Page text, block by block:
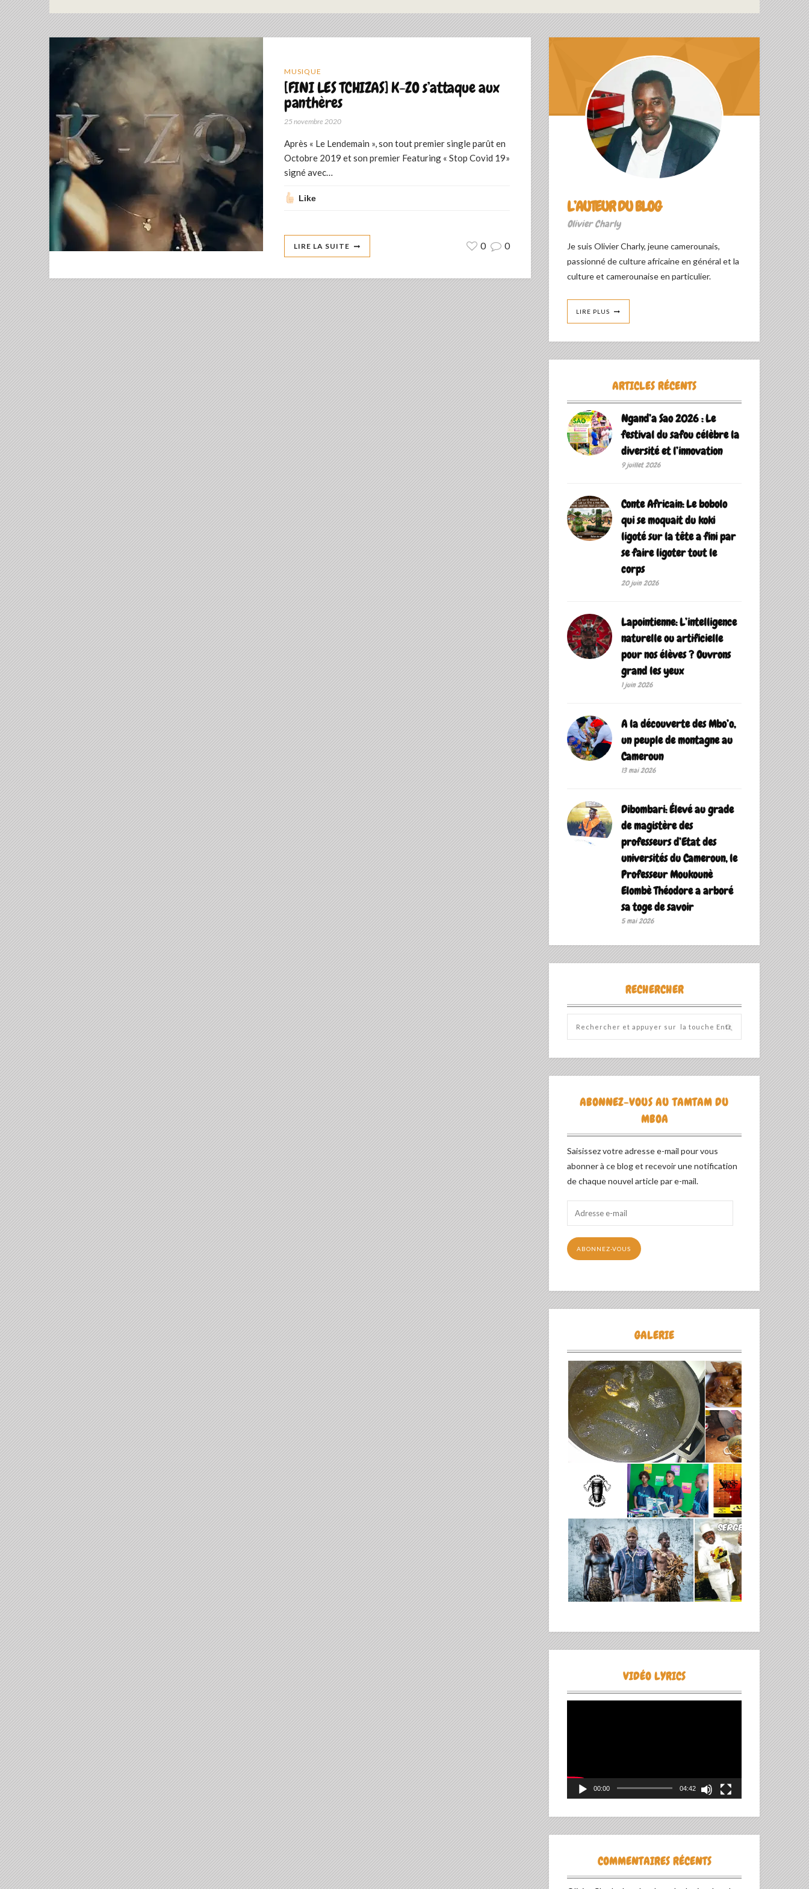
MUSIQUE
[FINI LES TCHIZAS] K-ZO s’attaque aux
panthères
25 novembre 2020
Après « Le Lendemain », son tout premier single parût en
Octobre 2019 et son premier Featuring « Stop Covid 19»
signé avec…
Like
LIRE LA SUITE 0 0
L’AUTEUR DU BLOG
Olivier Charly
Je suis Olivier Charly, jeune camerounais,
passionné de culture africaine en général et la
culture et camerounaise en particulier.
LIRE PLUS
ARTICLES RÉCENTS
Ngand’a Sao 2026 : Le
festival du safou célèbre la
diversité et l’innovation
9 juillet 2026
Conte Africain: Le bobolo
qui se moquait du koki
ligoté sur la tête a fini par
se faire ligoter tout le
corps
20 juin 2026
Lapointienne: L’intelligence
naturelle ou artificielle
pour nos élèves ? Ouvrons
grand les yeux
1 juin 2026
A la découverte des Mbo’o,
un peuple de montagne au
Cameroun
13 mai 2026
Dibombari: Élevé au grade
de magistère des
professeurs d’Etat des
universités du Cameroun, le
Professeur Moukounè
Elombè Théodore a arboré
sa toge de savoir ‎
5 mai 2026
RECHERCHER
ABONNEZ-VOUS AU TAMTAM DU
MBOA
Saisissez votre adresse e-mail pour vous
abonner à ce blog et recevoir une notification
de chaque nouvel article par e-mail.
mail
ABONNEZ-VOUS
GALERIE
VIDÉO LYRICS
00:00 04:42
COMMENTAIRES RÉCENTS